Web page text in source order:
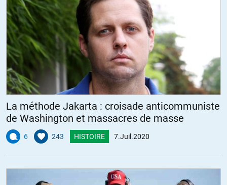
La méthode Jakarta : croisade anticommuniste
de Washington et massacres de masse
6 243 HISTOIRE 7.Juil.2020